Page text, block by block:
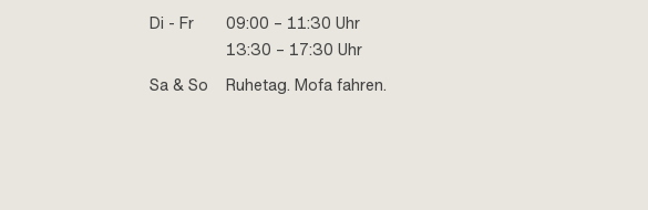
Di - Fr
09:00 – 11:30 Uhr
13:30 – 17:30 Uhr
Sa & So
Ruhetag. Mofa fahren.